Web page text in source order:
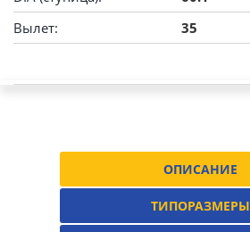
Вылет:
35
ОПИСАНИЕ
ТИПОРАЗМЕРЫ